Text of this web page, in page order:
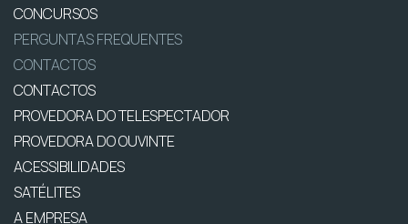
CONCURSOS
PERGUNTAS FREQUENTES
CONTACTOS
CONTACTOS
PROVEDORA DO TELESPECTADOR
PROVEDORA DO OUVINTE
ACESSIBILIDADES
SATÉLITES
A EMPRESA